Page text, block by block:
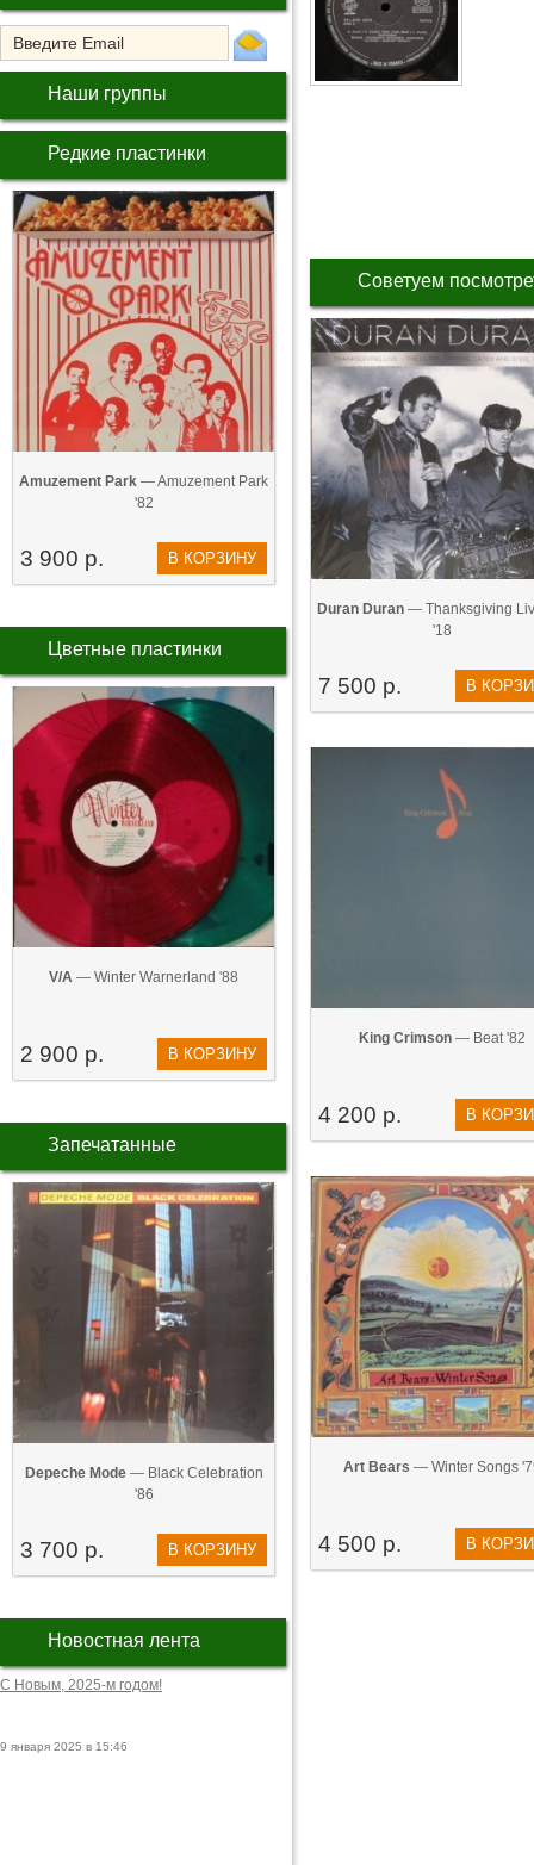
Наши группы
Редкие пластинки
Amuzement Park — Amuzement Park
'82
3 900 р. В КОРЗИНУ
Цветные пластинки
V/A — Winter Warnerland '88
2 900 р. В КОРЗИНУ
Запечатанные
Depeche Mode— Black Celebration
'86
3 700 р. В КОРЗИНУ
Новостная лента
С Новым, 2025-м годом!
9 января 2025 в 15:46
Советуем
Duran Duran — Thanksgiving
'18
7 500 р. В
King Crimson— Beat '82
4 200 р. В
Art Bears — Winter Songs
4 500 р. В